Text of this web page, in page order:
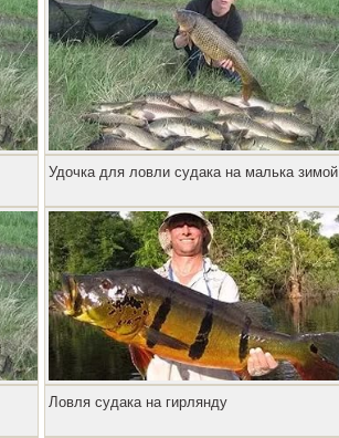
Удочка для ловли судака на малька зимой
Ловля судака на гирлянду